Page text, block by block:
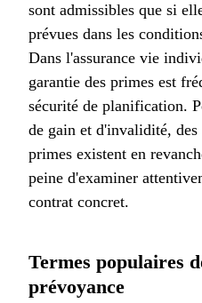
sont admissibles que si
prévues dans les
Dans l'assurance vie
garantie des primes est
sécurité de planification.
de gain et d'invalidité, des
primes existent en
peine d'examiner
contrat concret.
Termes populaires
prévoyance